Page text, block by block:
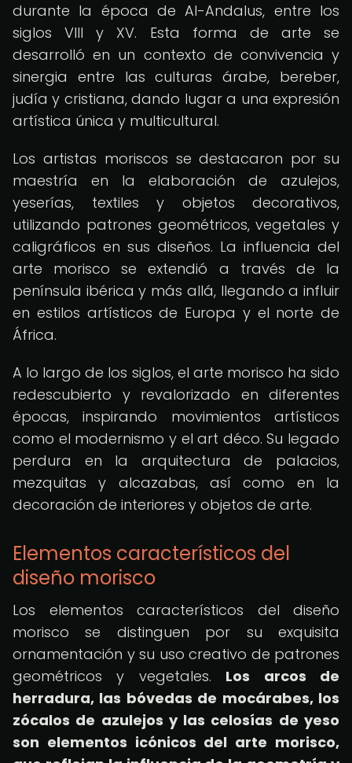
durante la época de Al-Andalus, entre los
siglos VIII y XV. Esta forma de arte se
desarrolló en un contexto de convivencia y
sinergia entre las culturas árabe, bereber,
judía y cristiana, dando lugar a una expresión
artística única y multicultural.
Los artistas moriscos se destacaron por su
maestría en la elaboración de azulejos,
yeserías, textiles y objetos decorativos,
utilizando patrones geométricos, vegetales y
caligráficos en sus diseños. La influencia del
arte morisco se extendió a través de la
península ibérica y más allá, llegando a influir
en estilos artísticos de Europa y el norte de
África.
A lo largo de los siglos, el arte morisco ha sido
redescubierto y revalorizado en diferentes
épocas, inspirando movimientos artísticos
como el modernismo y el art déco. Su legado
perdura en la arquitectura de palacios,
mezquitas y alcazabas, así como en la
decoración de interiores y objetos de arte.
Elementos característicos del
diseño morisco
Los elementos característicos del diseño
morisco se distinguen por su exquisita
ornamentación y su uso creativo de patrones
geométricos y vegetales. Los arcos de
herradura, las bóvedas de mocárabes, los
zócalos de azulejos y las celosías de yeso
son elementos icónicos del arte morisco,